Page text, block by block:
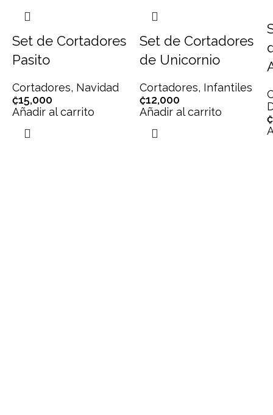
Set de Cortadores
Pasito
Cortadores, Navidad
₡15,000
Añadir al carrito
Set de Cortadores
de Unicornio
Cortadores, Infantiles
₡12,000
Añadir al carrito
₡